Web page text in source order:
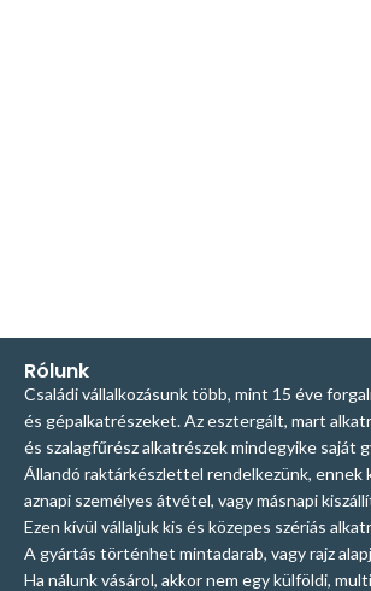
Rólunk
Családi vállalkozásunk több, mint 15 éve
és gépalkatrészeket. Az esztergált, mart
és szalagfűrész alkatrészek mindegyike saját
Állandó raktárkészlettel rendelkezünk, ennek
aznapi személyes átvétel, vagy másnapi
Ezen kívül vállaljuk kis és közepes szériás
A gyártás történhet mintadarab, vagy rajz
Ha nálunk vásárol, akkor nem egy külföldi,